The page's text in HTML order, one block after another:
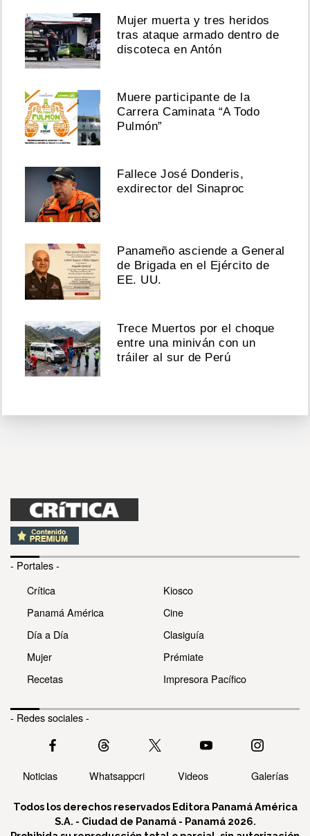
Mujer muerta y tres heridos
tras ataque armado dentro de
discoteca en Antón
Muere participante de la
Carrera Caminata “A Todo
Pulmón”
Fallece José Donderis,
exdirector del Sinaproc
Panameño asciende a General
de Brigada en el Ejército de
EE. UU.
Trece Muertos por el choque
entre una miniván con un
tráiler al sur de Perú
- Portales -
Crítica
Panamá América
Día a Día
Mujer
Recetas
Kiosco
Cine
Clasiguía
Prémiate
Impresora Pacífico
- Redes sociales -
Noticias Whatsappcri Videos Galerías
Todos los derechos reservados Editora Panamá América
S.A. - Ciudad de Panamá - Panamá 2026.